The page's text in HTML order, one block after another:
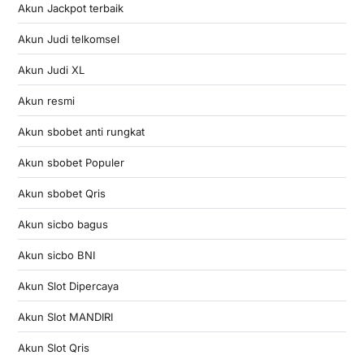
Akun Jackpot terbaik
Akun Judi telkomsel
Akun Judi XL
Akun resmi
Akun sbobet anti rungkat
Akun sbobet Populer
Akun sbobet Qris
Akun sicbo bagus
Akun sicbo BNI
Akun Slot Dipercaya
Akun Slot MANDIRI
Akun Slot Qris